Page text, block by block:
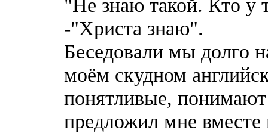
"Не знаю такой. Кто у
-"Христа знаю".
Беседовали мы долго
моём скудном
понятливые,
предложил мне вместе